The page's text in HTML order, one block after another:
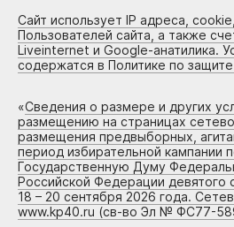
Сайт использует IP адреса,
Пользователей сайта, а также
Liveinternet и Google-анатилика.
содержатся в Политике по
«Сведения о размере и других
размещению на страницах
размещения предвыборных,
период избирательной кампании
Государственную Думу
Российской Федерации девятого
18 – 20 сентября 2026 года.
www.kp40.ru (св-во Эл № ФС77-